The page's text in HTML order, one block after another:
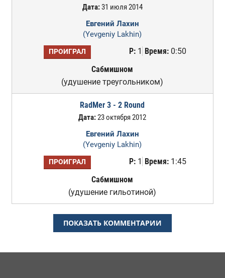
Дата:31 июля 2014
Евгений Лахин
(Yevgeniy Lakhin)
ПРОИГРАЛ Р:1 Время:0:50
Сабмишном
(удушение треугольником)
RadMer 3 - 2 Round
Дата:23 октября 2012
Евгений Лахин
(Yevgeniy Lakhin)
ПРОИГРАЛ Р:1 Время:1:45
Сабмишном
(удушение гильотиной)
ПОКАЗАТЬ КОММЕНТАРИИ